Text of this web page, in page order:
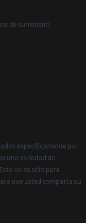
de suministro
específicamente por
una variedad de
no es sólo para
que usted comparta su